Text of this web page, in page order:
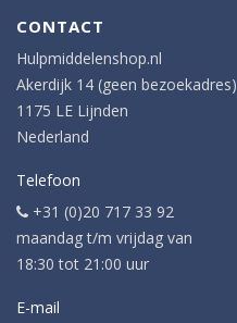
CONTACT
Hulpmiddelenshop.nl
Akerdijk 14 (geen bezoekadres)
1175 LE Lijnden
Nederland
Telefoon
+31 (0)20 717 33 92
maandag t/m vrijdag van
18:30 tot 21:00 uur
E-mail